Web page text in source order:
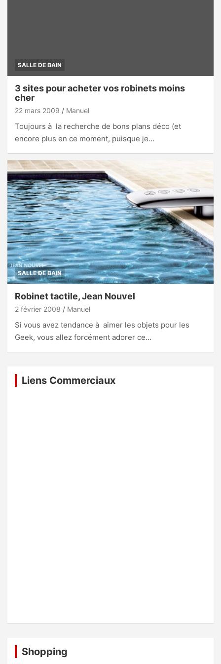
SALLE DE BAIN
3 sites pour acheter vos robinets moins
cher
22 mars 2009 Manuel
Toujours à la recherche de bons plans déco (et
encore plus en ce moment, puisque je…
SALLE DE BAIN
Robinet tactile, Jean Nouvel
2 février 2008 Manuel
Si vous avez tendance à aimer les objets pour les
Geek, vous allez forcément adorer ce…
Liens Commerciaux
Shopping